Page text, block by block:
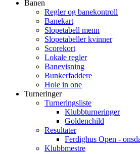
Banen
Regler og banekontroll
Banekart
Slopetabell menn
Slopetabeller kvinner
Scorekort
Lokale regler
Banevisning
Bunkerfaddere
Hole in one
Turneringer
Turneringsliste
Klubbturneringer
Goldenchild
Resultater
Ferdighus Open -
Klubbmestre